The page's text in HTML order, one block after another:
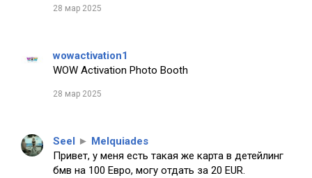
28 мар 2025
wowactivation1
WOW Activation Photo Booth
28 мар 2025
Seel ► Melquiades
Привет, у меня есть такая же карта в детейлинг
бмв на 100 Евро, могу отдать за 20 EUR.